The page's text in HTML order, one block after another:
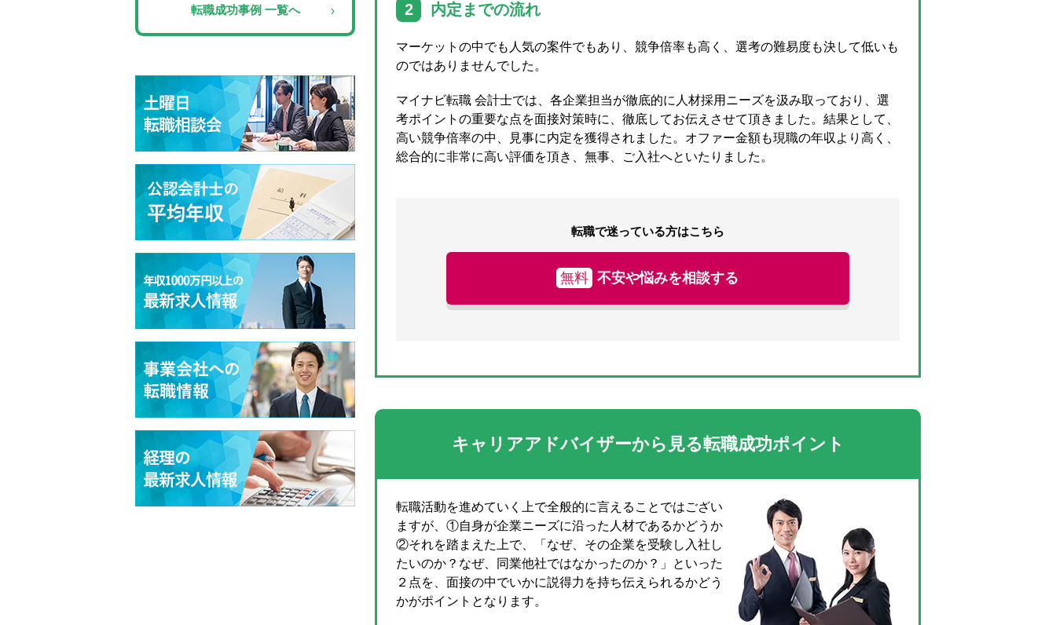
2 内定までの流れ
マーケットの中でも人気の案件でもあり、競争倍率も高く、選考の難易度も決して低いも
のではありませんでした。
マイナビ転職 会計士では、各企業担当が徹底的に人材採用ニーズを汲み取っており、選
考ポイントの重要な点を面接対策時に、徹底してお伝えさせて頂きました。結果として、
高い競争倍率の中、見事に内定を獲得されました。オファー金額も現職の年収より高く、
総合的に非常に高い評価を頂き、無事、ご入社へといたりました。
転職で迷っている方はこちら
無料 不安や悩みを相談する
キャリアアドバイザーから見る転職成功ポイント
転職活動を進めていく上で全般的に言えることではござい
ますが、①自身が企業ニーズに沿った人材であるかどうか
②それを踏まえた上で、「なぜ、その企業を受験し入社し
たいのか？なぜ、同業他社ではなかったのか？」といった
２点を、面接の中でいかに説得力を持ち伝えられるかどう
かがポイントとなります。
転職成功事例 一覧へ ›